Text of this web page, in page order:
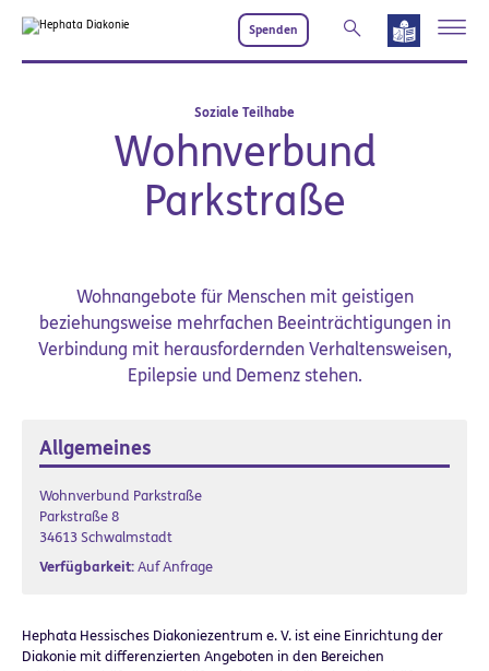
Spenden
Soziale Teilhabe
Wohnverbund
Parkstraße
Wohnangebote für Menschen mit geistigen
beziehungsweise mehrfachen Beeinträchtigungen in
Verbindung mit herausfordernden Verhaltensweisen,
Epilepsie und Demenz stehen.
Allgemeines
Wohnverbund Parkstraße
Parkstraße 8
34613 Schwalmstadt
Verfügbarkeit: Auf Anfrage
Hephata Hessisches Diakoniezentrum e. V. ist eine Einrichtung der
Diakonie mit differenzierten Angeboten in den Bereichen